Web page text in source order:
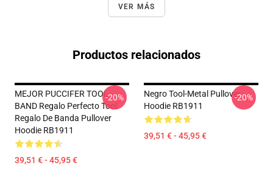
VER MÁS
Productos relacionados
MEJOR PUCCIFER TOOL
BAND Regalo Perfecto Tool
Regalo De Banda Pullover
Hoodie RB1911
39,51 € - 45,95 €
-20%
Negro Tool-Metal Pullover
Hoodie RB1911
39,51 € - 45,95 €
-20%